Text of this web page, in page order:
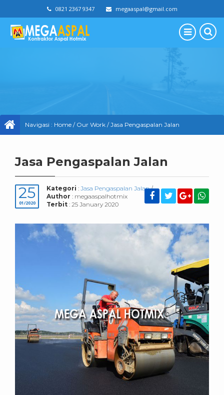
0821 2367 9347 megaaspal@gmail.com
Navigasi : Home / Our Work /Jasa Pengaspalan Jalan
Jasa Pengaspalan Jalan
25
01/2020
Kategori : Jasa Pengaspalan Jalan/
Author : megaaspalhotmix
Terbit : 25 January 2020